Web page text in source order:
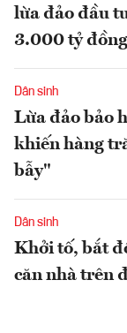
lừa đảo đầu
3.000 tỷ đồng
Dân sinh
Lừa đảo bảo
khiến hàng
bẫy"
Dân sinh
Khởi tố, bắt
căn nhà trên